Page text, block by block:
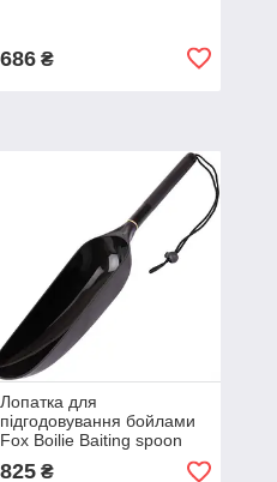
686₴
Лопатка для
підгодовування бойлами
Fox Boilie Baiting spoon
(CTL001)
825₴